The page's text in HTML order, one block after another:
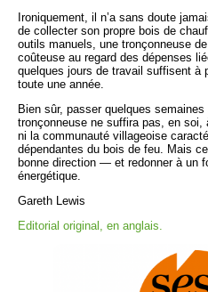
Ironiquement, il n’a sans doute
de collecter son propre bois de
outils manuels, une tronçonneuse
coûteuse au regard des dépenses
quelques jours de travail suffisent à
toute une année.
Bien sûr, passer quelques
tronçonneuse ne suffira pas, en soi,
ni la communauté villageoise
dépendantes du bois de feu. Mais
bonne direction — et redonner à un
énergétique.
Gareth Lewis
Editorial original, en anglais.